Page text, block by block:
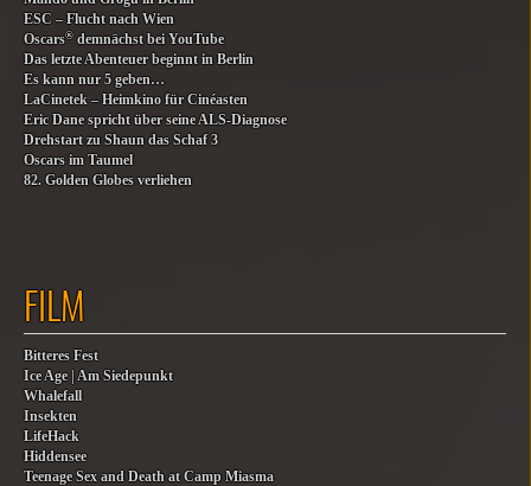
ESC – Flucht nach Wien
Oscars® demnächst bei YouTube
Das letzte Abenteuer beginnt in Berlin
Es kann nur 5 geben…
LaCinetek – Heimkino für Cinéasten
Eric Dane spricht über seine ALS-Diagnose
Drehstart zu Shaun das Schaf 3
Oscars im Taumel
82. Golden Globes verliehen
FILM
Bitteres Fest
Ice Age | Am Siedepunkt
Whalefall
Insekten
LifeHack
Hiddensee
Teenage Sex and Death at Camp Miasma